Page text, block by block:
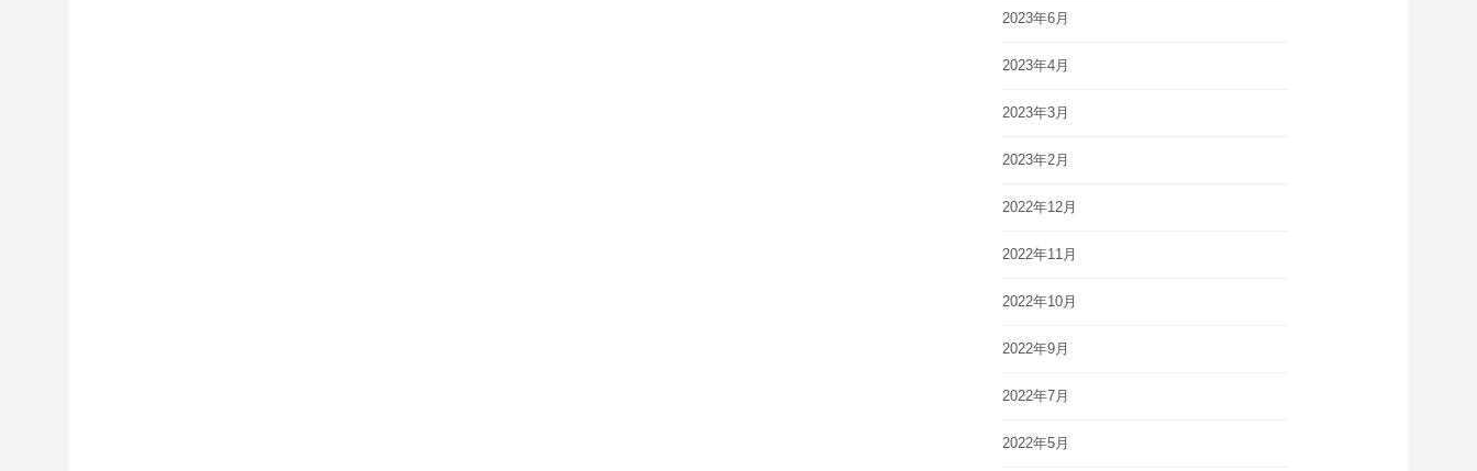
2023年6月
2023年4月
2023年3月
2023年2月
2022年12月
2022年11月
2022年10月
2022年9月
2022年7月
2022年5月